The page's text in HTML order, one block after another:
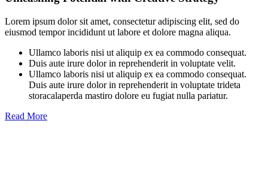
Lorem ipsum dolor sit amet, consectetur adipiscing elit, sed do
eiusmod tempor incididunt ut labore et dolore magna aliqua.
Ullamco laboris nisi ut aliquip ex ea commodo consequat.
Duis aute irure dolor in reprehenderit in voluptate velit.
Ullamco laboris nisi ut aliquip ex ea commodo consequat.
Duis aute irure dolor in reprehenderit in voluptate trideta
storacalaperda mastiro dolore eu fugiat nulla pariatur.
Read More